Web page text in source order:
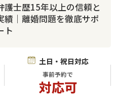
護士歴15年以上の信頼と
績｜離婚問題を徹底サポ
ト
土日・祝日対応
事前予約で
対応可